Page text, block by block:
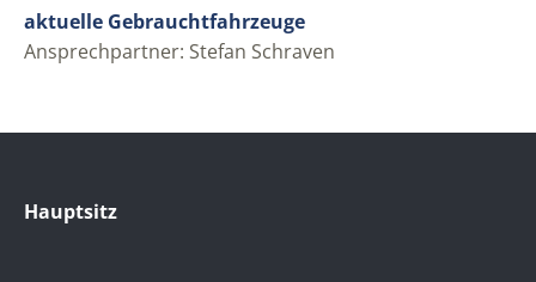
aktuelle Gebrauchtfahrzeuge
Ansprechpartner: Stefan Schraven
Hauptsitz